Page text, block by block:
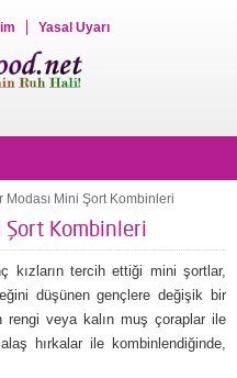
Yasal Uyarı
Modası Mini Şort Kombinleri
Kombinleri
kızların tercih ettiği mini şortlar,
düşünen gençlere değişik bir
rengi veya kalın muş çoraplar ile
hırkalar ile kombinlendiğinde,